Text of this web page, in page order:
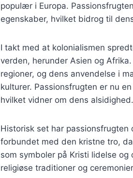
populær i Europa.
egenskaber, hvilket bidrog til
I takt med at kolonialismen
verden, herunder Asien og
regioner, og dens anvendelse i
kulturer. Passionsfrugten er nu
hvilket vidner om dens alsidighed.
Historisk set har
forbundet med den kristne tro,
som symboler på Kristi lidelse
religiøse traditioner og